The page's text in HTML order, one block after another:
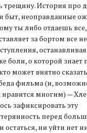
трещину. История про
быт, неоправданные
ты либо отдаешь
за бортом все
боли, о которой знает
может внятно
фильма (и,
нравится многим) —
зафиксировать эту
перед
остаться, ни уйти нет